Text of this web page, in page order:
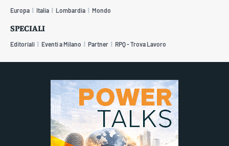
Europa Italia Lombardia Mondo
SPECIALI
Editoriali Eventi a Milano Partner RPQ - Trova Lavoro